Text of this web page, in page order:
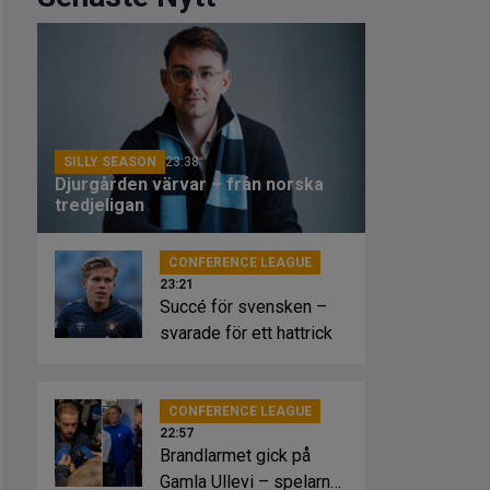
SILLY SEASON 23:38
Djurgården värvar – från norska
tredjeligan
CONFERENCE LEAGUE
23:21
Succé för svensken –
svarade för ett hattrick
CONFERENCE LEAGUE
22:57
Brandlarmet gick på
Gamla Ullevi – spelarna